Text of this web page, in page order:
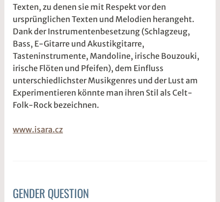
Texten, zu denen sie mit Respekt vor den
ursprünglichen Texten und Melodien herangeht.
Dank der Instrumentenbesetzung (Schlagzeug,
Bass, E-Gitarre und Akustikgitarre,
Tasteninstrumente, Mandoline, irische Bouzouki,
irische Flöten und Pfeifen), dem Einfluss
unterschiedlichster Musikgenres und der Lust am
Experimentieren könnte man ihren Stil als Celt-
Folk-Rock bezeichnen.
www.isara.cz
ALLGEMEIN
GENDER QUESTION